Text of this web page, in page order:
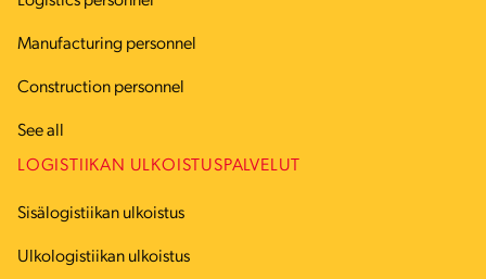
Manufacturing personnel
Construction personnel
See all
LOGISTIIKAN ULKOISTUSPALVELUT
Sisälogistiikan ulkoistus
Ulkologistiikan ulkoistus